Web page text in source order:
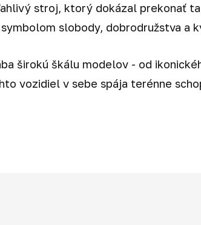
stroj, ktorý dokázal prekonať
slobody, dobrodružstva a
širokú škálu modelov - od
vozidiel v sebe spája terénne